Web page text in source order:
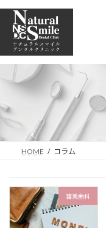
ツ
へ
ッ
プ
シ
ョ
移
動
HOME コラム
審美歯科